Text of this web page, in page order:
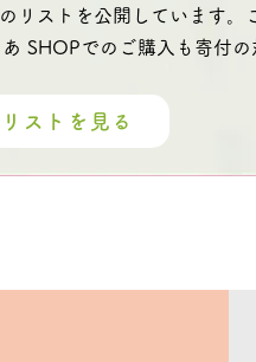
SHOPでのご購入も寄付
ストを見る
リストを公開しています。